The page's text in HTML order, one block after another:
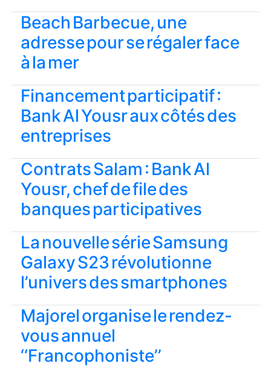
Beach Barbecue, une
adresse pour se régaler face
à la mer
Financement participatif :
Bank Al Yousr aux côtés des
entreprises
Contrats Salam : Bank Al
Yousr, chef de file des
banques participatives
La nouvelle série Samsung
Galaxy S23 révolutionne
l’univers des smartphones
Majorel organise le rendez-
vous annuel
‘‘Francophoniste’’